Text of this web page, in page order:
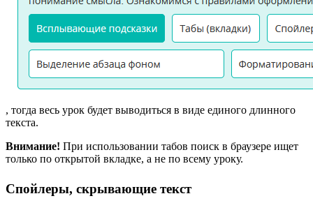
, тогда весь урок будет выводиться в виде единого длинного
текста.
Внимание! При использовании табов поиск в браузере ищет
только по открытой вкладке, а не по всему уроку.
Спойлеры, скрывающие текст